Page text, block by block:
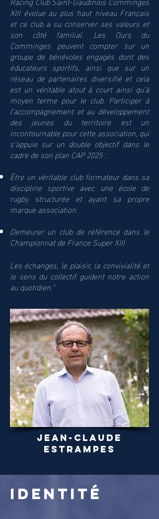
XIII évolue au plus haut niveau Français
et ce club a su conserver ses valeurs et
son côté familial. Les Ours du
Comminges peuvent compter sur un
groupe de bénévoles engagés dont des
éducateurs sportifs, ainsi que sur un
réseau de partenaires diversifié et cela
est un véritable atout à court ainsi qu’à
moyen terme pour le club. Participer à
l’accompagnement et au développement
des jeunes du territoire est un
incontournable pour cette association, qui
s’appuie sur un double objectif dans le
cadre de son plan CAP 2025 :
Être un véritable club formateur dans sa
discipline sportive avec une école de
rugby structurée et ayant sa propre
marque association
Demeurer un club de référence dans le
Championnat de France Super XIII
Les échanges, le plaisir, la convivialité et
le sens du collectif guident notre action
au quotidien."
jean-claude
estrampes
Identité